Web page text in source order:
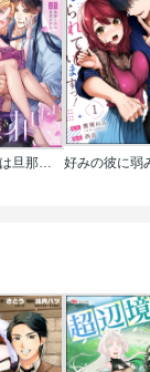
魅惑の毒婦は旦那様をオトしたい